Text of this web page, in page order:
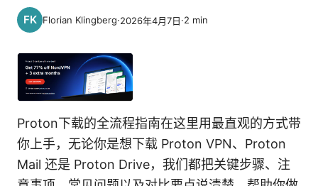
Florian Klingberg·2026年4月7日·2 min
Proton下载的全流程指南在这里用最直观的方式带
你上手，无论你是想下载 Proton VPN、Proton
Mail 还是 Proton Drive，我们都把关键步骤、注